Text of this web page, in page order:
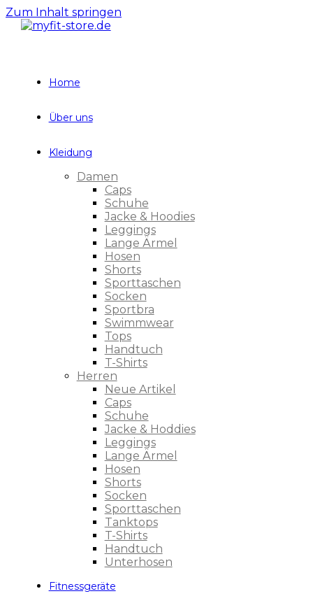
Zum Inhalt springen
Home
Über uns
Kleidung
Damen
Caps
Schuhe
Jacke & Hoodies
Leggings
Lange Ärmel
Hosen
Shorts
Sporttaschen
Socken
Sportbra
Swimmwear
Tops
Handtuch
T-Shirts
Herren
Neue Artikel
Caps
Schuhe
Jacke & Hoddies
Leggings
Lange Ärmel
Hosen
Shorts
Socken
Sporttaschen
Tanktops
T-Shirts
Handtuch
Unterhosen
Fitnessgeräte